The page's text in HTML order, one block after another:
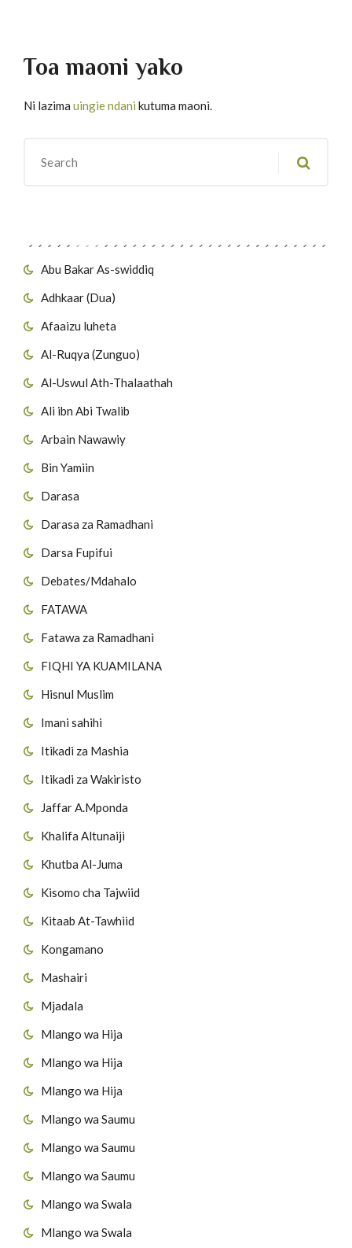
Abu Bakar As-swiddiq
Adhkaar (Dua)
Afaaizu luheta
Al-Ruqya (Zunguo)
Al-Uswul Ath-Thalaathah
Ali ibn Abi Twalib
Arbain Nawawiy
Bin Yamiin
Darasa
Darasa za Ramadhani
Darsa Fupifui
Debates/Mdahalo
FATAWA
Fatawa za Ramadhani
FIQHI YA KUAMILANA
Hisnul Muslim
Imani sahihi
Itikadi za Mashia
Itikadi za Wakiristo
Jaffar A.Mponda
Khalifa Altunaiji
Khutba Al-Juma
Kisomo cha Tajwiid
Kitaab At-Tawhiid
Kongamano
Mashairi
Mjadala
Mlango wa Hija
Mlango wa Hija
Mlango wa Hija
Mlango wa Saumu
Mlango wa Saumu
Mlango wa Saumu
Mlango wa Swala
Mlango wa Swala
Toa maoni yako
Ni lazima uingie ndani kutuma maoni.